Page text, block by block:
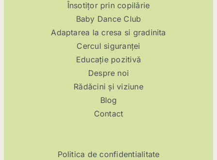
Însotițor prin copilărie
Baby Dance Club
Adaptarea la cresa si gradinita
Cercul siguranței
Educație pozitivă
Despre noi
Rădăcini și viziune
Blog
Contact
Politica de confidentialitate